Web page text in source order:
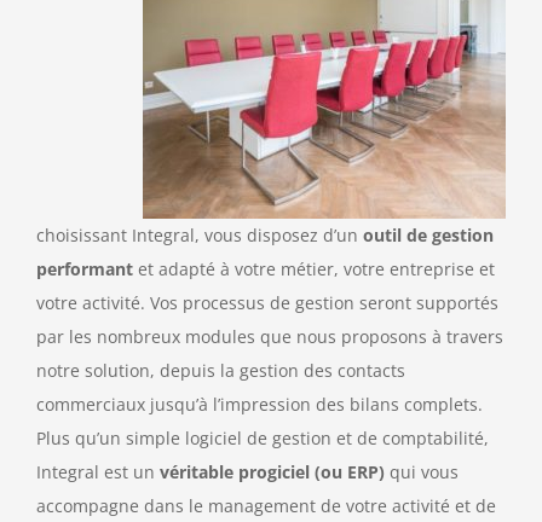
choisissant Integral, vous disposez d’un outil de gestion
performant et adapté à votre métier, votre entreprise et
votre activité. Vos processus de gestion seront supportés
par les nombreux modules que nous proposons à travers
notre solution, depuis la gestion des contacts
commerciaux jusqu’à l’impression des bilans complets.
Plus qu’un simple logiciel de gestion et de comptabilité,
Integral est un véritable progiciel (ou ERP) qui vous
accompagne dans le management de votre activité et de